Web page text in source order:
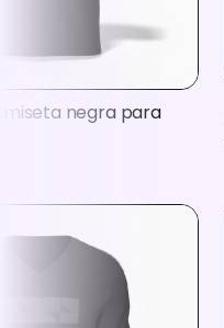
negra para